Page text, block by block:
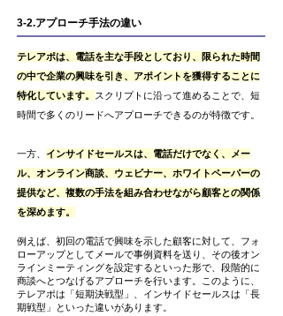
3-2.アプローチ手法の違い
テレアポは、電話を主な手段としており、限られた時間
の中で企業の興味を引き、アポイントを獲得することに
特化しています。 スクリプトに沿って進めることで、短
時間で多くのリードへアプローチできるのが特徴です。
一方、 インサイドセールスは、電話だけでなく、メー
ル、オンライン商談、ウェビナー、ホワイトペーパーの
提供など、複数の手法を組み合わせながら顧客との関係
を深めます。
例えば、初回の電話で興味を示した顧客に対して、フォ
ローアップとしてメールで事例資料を送り、その後オン
ラインミーティングを設定するといった形で、段階的に
商談へとつなげるアプローチを行います。このように、
テレアポは「短期決戦型」、インサイドセールスは「長
期戦型」といった違いがあります。